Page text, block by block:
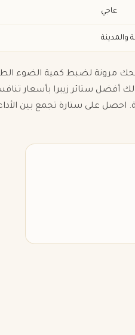
عاجي
الأنيق. تصميمها الشرائحي المزدوج يمنحك
أفضل ستائر زيبرا بأسعار